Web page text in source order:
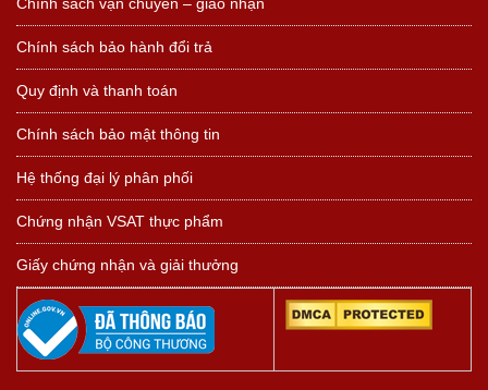
Chính sách bảo hành đổi trả
Quy định và thanh toán
Chính sách bảo mật thông tin
Hệ thống đại lý phân phối
Chứng nhận VSAT thực phẩm
Giấy chứng nhận và giải thưởng